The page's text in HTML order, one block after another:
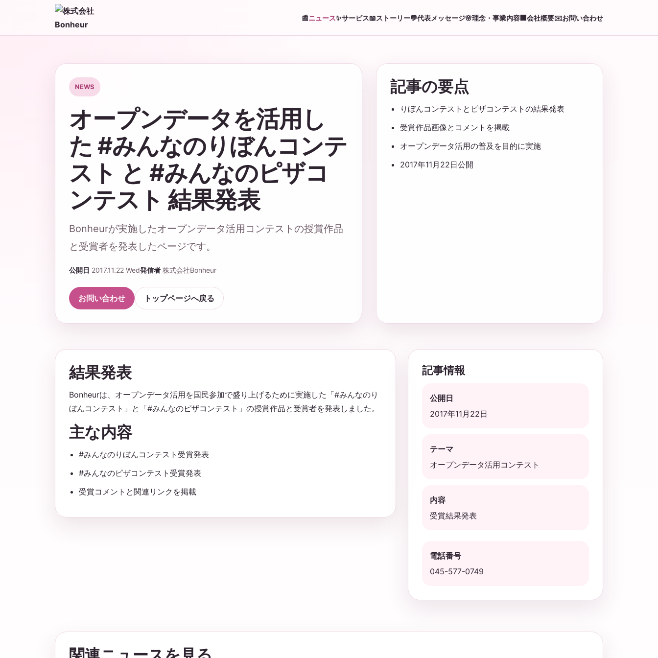
📰ニュース✨サービス📖ストーリー💬代表メッセージ🌸理念・事業内容 会社概要✉️お問い合わせ
NEWS
オープンデータを活用し
た #みんなのりぼんコンテ
スト と #みんなのピザコ
ンテスト 結果発表
Bonheurが実施したオープンデータ活用コンテストの授賞作品
と受賞者を発表したページです。
公開日 2017.11.22 Wed発信者 株式会社Bonheur
お問い合わせ トップページへ戻る
記事の要点
りぼんコンテストとピザコンテストの結果発表
受賞作品画像とコメントを掲載
オープンデータ活用の普及を目的に実施
2017年11月22日公開
結果発表
Bonheurは、オープンデータ活用を国民参加で盛り上げるために実施した「#みんなのり
ぼんコンテスト」と「#みんなのピザコンテスト」の授賞作品と受賞者を発表しました。
主な内容
#みんなのりぼんコンテスト受賞発表
#みんなのピザコンテスト受賞発表
受賞コメントと関連リンクを掲載
記事情報
公開日
2017年11月22日
テーマ
オープンデータ活用コンテスト
内容
受賞結果発表
電話番号
045-577-0749